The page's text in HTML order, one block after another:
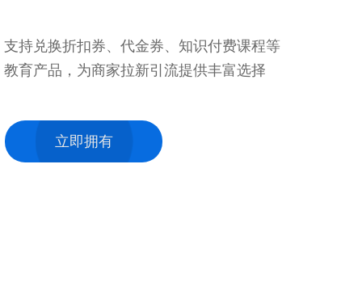
支持兑换折扣券、代金券、知识付费课程等
教育产品，为商家拉新引流提供丰富选择
立即拥有